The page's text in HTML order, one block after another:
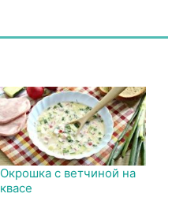
Окрошка с ветчиной на
квасе